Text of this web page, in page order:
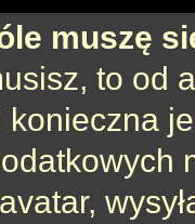
muszę
to od